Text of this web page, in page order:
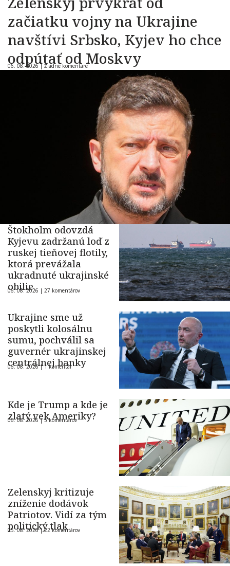
začiatku vojny na Ukrajine
navštívi Srbsko, Kyjev ho chce
odpútať od Moskvy
06. 08. 2026 | Žiadne komentáre
Štokholm odovzdá
Kyjevu zadržanú loď z
ruskej tieňovej flotily,
ktorá prevážala
ukradnuté ukrajinské
obilie
06. 08. 2026 | 27 komentárov
Ukrajine sme už
poskytli kolosálnu
sumu, pochválil sa
guvernér ukrajinskej
centrálnej banky
06. 08. 2026 |1 komentár
Kde je Trump a kde je
zlatý vek Ameriky?
06. 08. 2026 |5 komentárov
Zelenskyj kritizuje
zníženie dodávok
Patriotov. Vidí za tým
politický tlak
05. 08. 2026 |22 komentárov